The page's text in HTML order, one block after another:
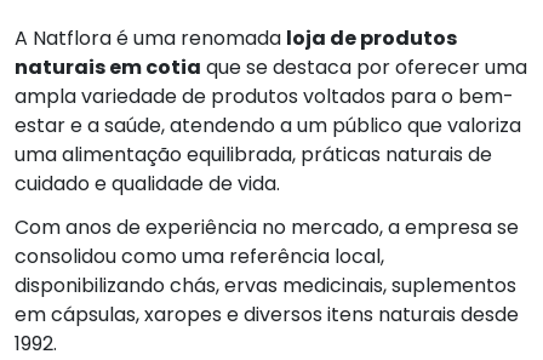
A Natflora é uma renomada loja de produtos
naturais em cotia que se destaca por oferecer uma
ampla variedade de produtos voltados para o bem-
estar e a saúde, atendendo a um público que valoriza
uma alimentação equilibrada, práticas naturais de
cuidado e qualidade de vida.
Com anos de experiência no mercado, a empresa se
consolidou como uma referência local,
disponibilizando chás, ervas medicinais, suplementos
em cápsulas, xaropes e diversos itens naturais desde
1992.